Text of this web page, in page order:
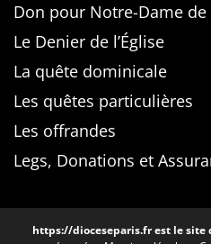
Don pour Notre-Dame de
Le Denier de l’Église
La quête dominicale
Les quêtes particulières
Les offrandes
Legs, Donations et
https://dioceseparis.frest le site